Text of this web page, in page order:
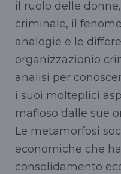
il ruolo delle
criminale, il
analogie e le
organizzazionio
analisi per
i suoi molteplici
mafioso dalle sue
Le metamorfosi
economiche che
consolidamento